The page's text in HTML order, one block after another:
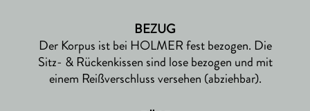
BEZUG
Der Korpus ist bei HOLMER fest bezogen. Die
Sitz- & Rückenkissen sind lose bezogen und mit
einem Reißverschluss versehen (abziehbar).